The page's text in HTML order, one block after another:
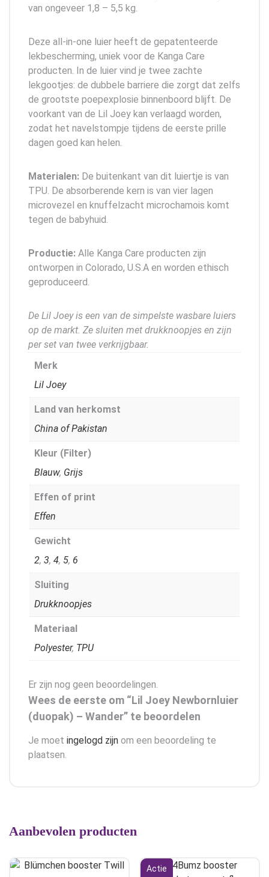
van ongeveer 1,8 – 5,5 kg.
Deze all-in-one luier heeft de gepatenteerde
lekbescherming, uniek voor de Kanga Care
producten. In de luier vind je twee zachte
lekgootjes: de dubbele barriere die zorgt dat zelfs
de grootste poepexplosie binnenboord blijft. De
voorkant van de Lil Joey kan verlaagd worden,
zodat het navelstompje tijdens de eerste prille
dagen goed kan helen.
Materialen: De buitenkant van dit luiertje is van
TPU. De absorberende kern is van vier lagen
microvezel en knuffelzacht microchamois komt
tegen de babyhuid.
Productie: Alle Kanga Care producten zijn
ontworpen in Colorado, U.S.A en worden ethisch
geproduceerd.
De Lil Joey is een van de simpelste wasbare luiers
op de markt. Ze sluiten met drukknoopjes en zijn
per set van twee verkrijgbaar.
Merk
Lil Joey
Land van herkomst
China of Pakistan
Kleur (Filter)
Blauw, Grijs
Effen of print
Effen
Gewicht
2, 3, 4, 5, 6
Sluiting
Drukknoopjes
Materiaal
Polyester, TPU
Er zijn nog geen beoordelingen.
Wees de eerste om “Lil Joey Newbornluier
(duopak) – Wander” te beoordelen
Je moet ingelogd zijn om een beoordeling te
plaatsen.
Aanbevolen producten
Actie